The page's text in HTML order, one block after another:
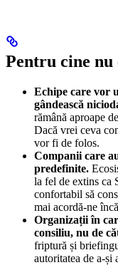
Pentru cine nu
Echipe care vor
gândească
rămână aproape
Dacă vrei ceva
vor fi de folos.
Companii care
predefinite.
la fel de extins ca
confortabil să
mai acordă-ne
Organizații în
consiliu, nu de
friptură și
autoritatea de a-și